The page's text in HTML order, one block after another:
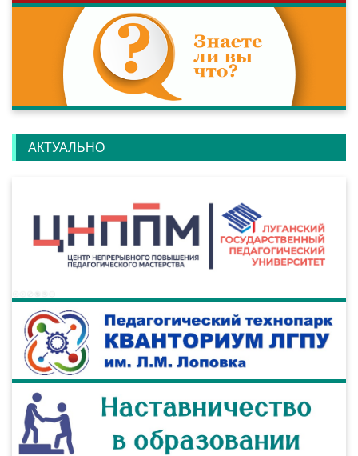
АКТУАЛЬНО